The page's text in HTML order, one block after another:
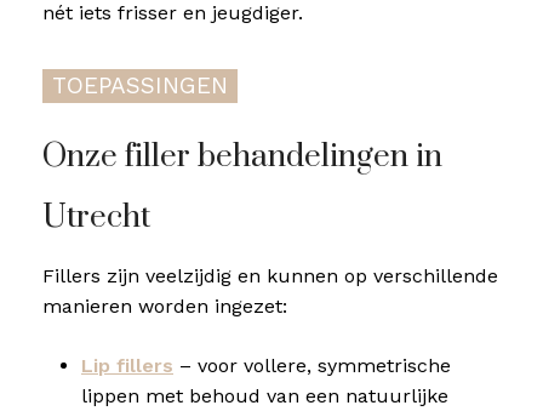
nét iets frisser en jeugdiger.
TOEPASSINGEN
Onze filler behandelingen in
Utrecht
Fillers zijn veelzijdig en kunnen op verschillende
manieren worden ingezet:
Lip fillers – voor vollere, symmetrische
lippen met behoud van een natuurlijke